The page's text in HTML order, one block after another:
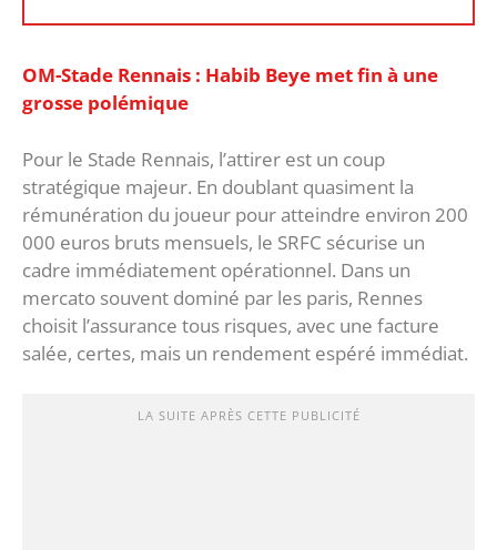
OM-Stade Rennais : Habib Beye met fin à une
grosse polémique
Pour le Stade Rennais, l’attirer est un coup
stratégique majeur. En doublant quasiment la
rémunération du joueur pour atteindre environ 200
000 euros bruts mensuels, le SRFC sécurise un
cadre immédiatement opérationnel. Dans un
mercato souvent dominé par les paris, Rennes
choisit l’assurance tous risques, avec une facture
salée, certes, mais un rendement espéré immédiat.
LA SUITE APRÈS CETTE PUBLICITÉ